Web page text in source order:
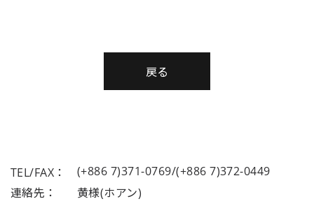
戻る
TEL/FAX：
(+886 7)371-0769/(+886 7)372-0449
連絡先：
黄様(ホアン)